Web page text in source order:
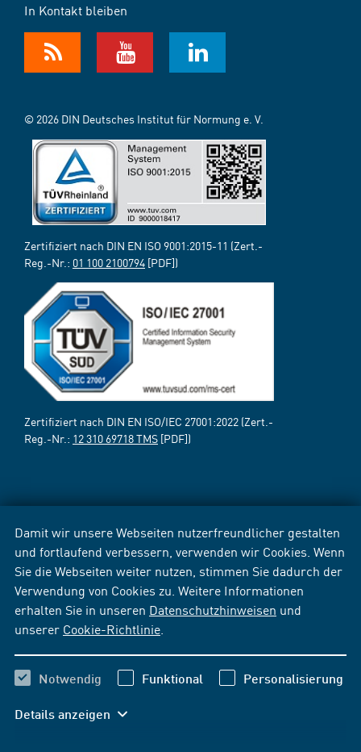
Damit wir unsere Webseiten nutzerfreundlicher gestalten
und fortlaufend verbessern, verwenden wir Cookies. Wenn
Sie die Webseiten weiter nutzen, stimmen Sie dadurch der
Verwendung von Cookies zu. Weitere Informationen
erhalten Sie in unseren Datenschutzhinweisen und
unserer Cookie-Richtlinie
Notwendig Funktional Personalisierung
Details anzeigen
In Kontakt bleiben
© 2026 DIN Deutsches Institut für Normung e. V.
Zertifiziert nach DIN EN ISO 9001:2015-11 (Zert.-
Reg.-Nr.: 01 100 2100794 [PDF])
Zertifiziert nach DIN EN ISO/IEC 27001:2022 (Zert.-
Reg.-Nr.: 12 310 69718 TMS [PDF])